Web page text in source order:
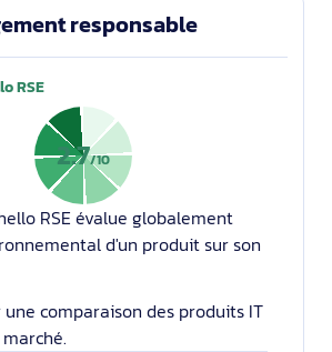
responsable
RSE
2.7/10
RSE évalue globalement
d'un produit sur son
une comparaison des produits IT